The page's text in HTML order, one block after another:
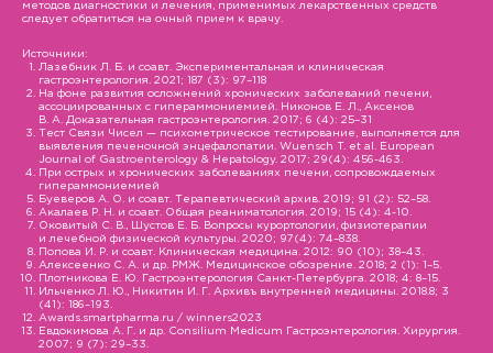
методов диагностики и лечения, применимых лекарственных средств
следует обратиться на очный прием к врачу.
Источники:
Лазебник Л. Б. и соавт. Экспериментальная и клиническая
гастроэнтерология. 2021; 187 (3): 97–118
На фоне развития осложнений хронических заболеваний печени,
ассоциированных с гипераммониемией. Никонов Е. Л., Аксенов
В. А. Доказательная гастроэнтерология. 2017; 6 (4): 25–31
Тест Связи Чисел — психометрическое тестирование, выполняется для
выявления печеночной энцефалопатии. Wuensch T. et al. European
Journal of Gastroenterology & Hepatology. 2017; 29(4): 456-463.
При острых и хронических заболеваниях печени, сопровождаемых
гипераммониемией
Буеверов А. О. и соавт. Терапевтический архив. 2019; 91 (2): 52–58.
Акалаев Р. Н. и соавт. Общая реаниматология. 2019; 15 (4): 4-10.
Оковитый С. В., Шустов Е. Б. Вопросы курортологии, физиотерапии
и лечебной физической культуры. 2020; 97(4): 74–838.
Попова И. Р. и соавт. Клиническая медицина. 2012: 90 (10); 38–43.
Алексеенко С. А. и др. РМЖ. Медицинское обозрение. 2018; 2 (1): 1–5.
Плотникова Е. Ю. Гастроэнтерология Санкт-Петербурга. 2018; 4: 8–15.
Ильченко Л. Ю., Никитин И. Г. Архивъ внутренней медицины. 2018.8; 3
(41): 186–193.
Awards.smartpharma.ru / winners2023
Евдокимова А. Г. и др. Consilium Medicum Гастроэнтерология. Хирургия.
2007; 9 (7): 29–33.